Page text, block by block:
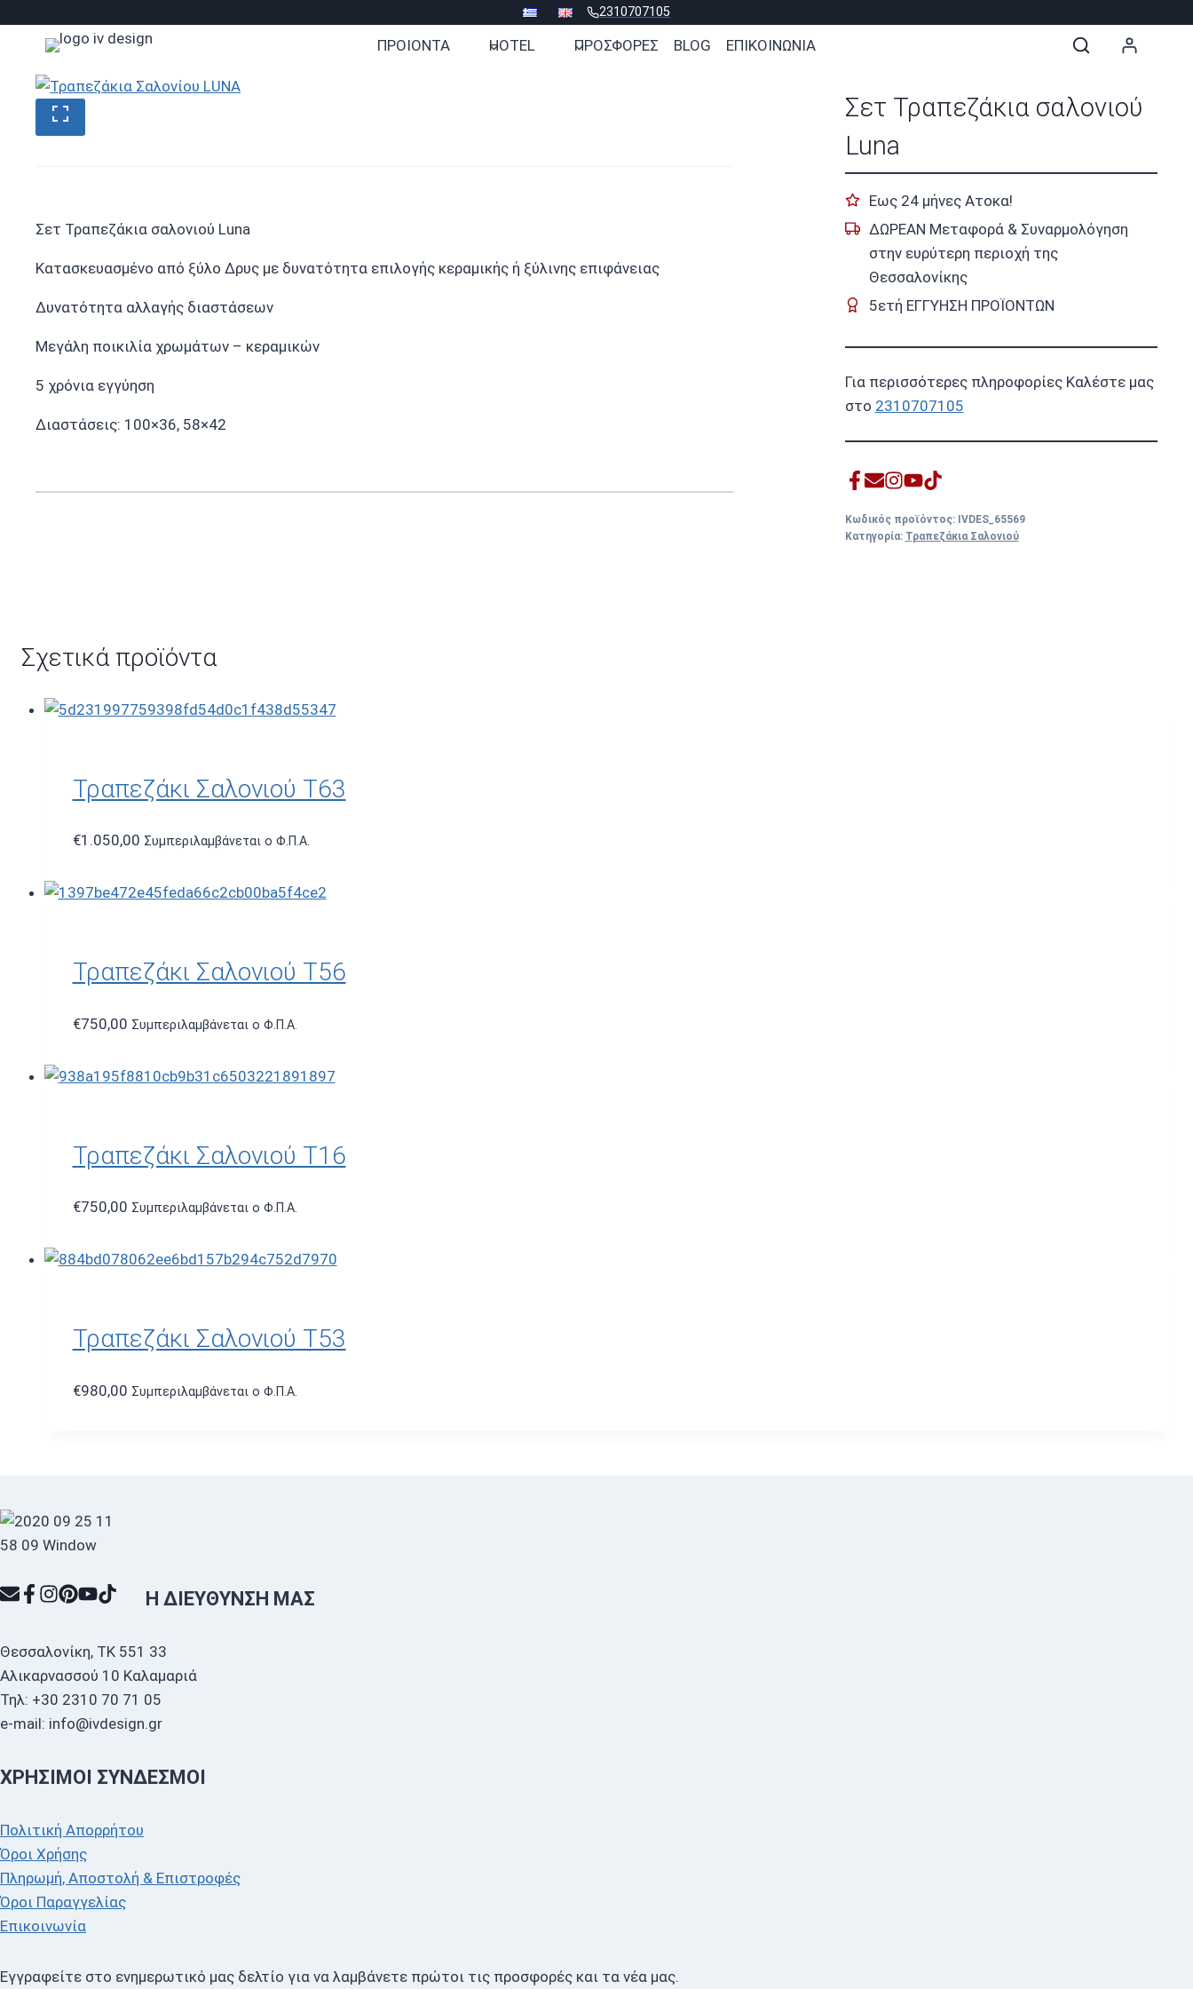
2310707105
ΠΡΟΙΟΝΤΑ HOTEL ΠΡΟΣΦΟΡΕΣ BLOG ΕΠΙΚΟΙΝΩΝΙΑ
Σετ Τραπεζάκια σαλονιού Luna
Κατασκευασμένο από ξύλο Δρυς με δυνατότητα επιλογής κεραμικής ή ξύλινης επιφάνειας
Δυνατότητα αλλαγής διαστάσεων
Μεγάλη ποικιλία χρωμάτων – κεραμικών
5 χρόνια εγγύηση
Διαστάσεις: 100×36, 58×42
Σετ Τραπεζάκια σαλονιού
Luna
Εως 24 μήνες Ατοκα!
ΔΩΡΕΑΝ Μεταφορά & Συναρμολόγηση
στην ευρύτερη περιοχή της
Θεσσαλονίκης
5ετή ΕΓΓΥΗΣΗ ΠΡΟΪΟΝΤΩΝ
Για περισσότερες πληροφορίες Καλέστε μας
στο 2310707105
Κωδικός προϊόντος: IVDES_65569
Κατηγορία: Τραπεζάκια Σαλονιού
Σχετικά προϊόντα
Τραπεζάκι Σαλονιού T63
€1.050,00 Συμπεριλαμβάνεται ο Φ.Π.Α.
Τραπεζάκι Σαλονιού T56
€750,00 Συμπεριλαμβάνεται ο Φ.Π.Α.
Τραπεζάκι Σαλονιού T16
€750,00 Συμπεριλαμβάνεται ο Φ.Π.Α.
Τραπεζάκι Σαλονιού T53
€980,00 Συμπεριλαμβάνεται ο Φ.Π.Α.
Η ΔΙΕΎΘΥΝΣΗ ΜΑΣ
Θεσσαλονίκη, ΤΚ 551 33
Αλικαρνασσού 10 Καλαμαριά
Τηλ: +30 2310 70 71 05
e-mail: info@ivdesign.gr
ΧΡΉΣΙΜΟΙ ΣΎΝΔΕΣΜΟΙ
Πολιτική Απορρήτου
Όροι Χρήσης
Πληρωμή, Αποστολή & Επιστροφές
Όροι Παραγγελίας
Επικοινωνία
Εγγραφείτε στο ενημερωτικό μας δελτίο για να λαμβάνετε πρώτοι τις προσφορές και τα νέα μας.